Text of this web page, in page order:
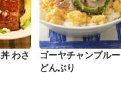
わさ
ゴーヤチャンプルー
どんぶり